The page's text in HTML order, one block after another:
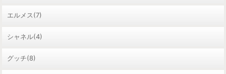
エルメス(7)
シャネル(4)
グッチ(8)